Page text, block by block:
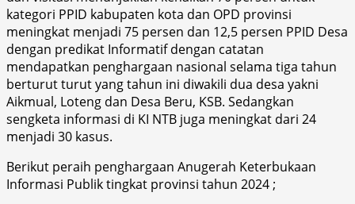
kategori PPID kabupaten kota dan OPD provinsi
meningkat menjadi 75 persen dan 12,5 persen PPID Desa
dengan predikat Informatif dengan catatan
mendapatkan penghargaan nasional selama tiga tahun
berturut turut yang tahun ini diwakili dua desa yakni
Aikmual, Loteng dan Desa Beru, KSB. Sedangkan
sengketa informasi di KI NTB juga meningkat dari 24
menjadi 30 kasus.
Berikut peraih penghargaan Anugerah Keterbukaan
Informasi Publik tingkat provinsi tahun 2024 ;